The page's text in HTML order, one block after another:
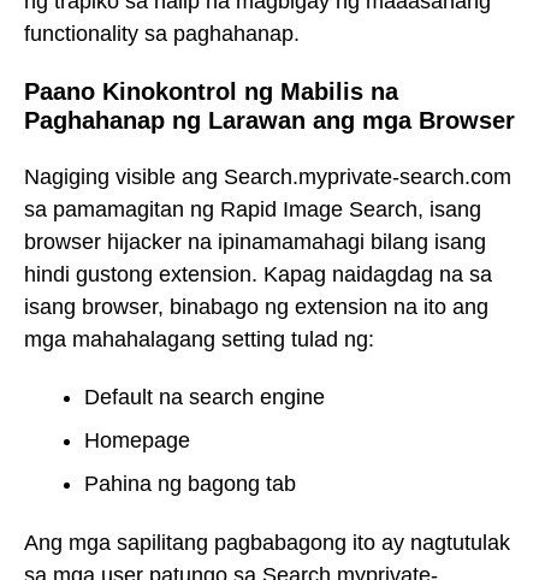
functionality sa paghahanap.
Paano Kinokontrol ng Mabilis na
Paghahanap ng Larawan ang mga Browser
Nagiging visible ang Search.myprivate-search.com
sa pamamagitan ng Rapid Image Search, isang
browser hijacker na ipinamamahagi bilang isang
hindi gustong extension. Kapag naidagdag na sa
isang browser, binabago ng extension na ito ang
mga mahahalagang setting tulad ng:
Default na search engine
Homepage
Pahina ng bagong tab
Ang mga sapilitang pagbabagong ito ay nagtutulak
sa mga user patungo sa Search.myprivate-